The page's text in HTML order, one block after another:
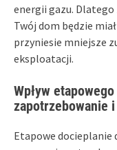
energii gazu.
Twój dom będzie
przyniesie mniejsze
eksploatacji.
Wpływ
zapotrzebowanie i
Etapowe docieplanie